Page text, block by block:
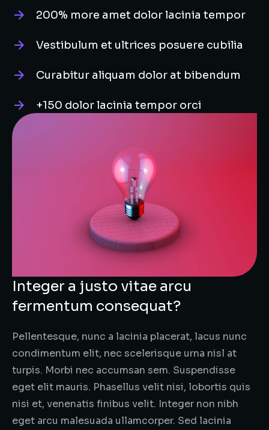
200% more amet dolor lacinia tempor
Vestibulum et ultrices posuere cubilia
Curabitur aliquam dolor at bibendum
+150 dolor lacinia tempor orci
Integer a justo vitae arcu
fermentum consequat?
Pellentesque, nunc a lacinia placerat, lacus nunc
condimentum elit, nec scelerisque urna nisl at
turpis. Morbi nec accumsan sem. Suspendisse
eget elit mauris. Phasellus velit nisi, lobortis quis
nisi et, venenatis finibus velit. Integer non nibh
eget arcu malesuada ullamcorper. Sed lacinia